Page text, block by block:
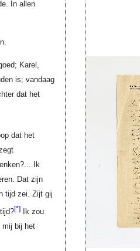
In allen
Karel,
is; vandaag
dat het
dat het
Ik
Dat zijn
tijd zei. Zijt gij
[*]Ik zou
bij het